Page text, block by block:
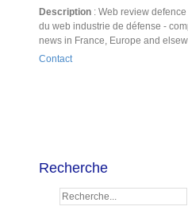
Description : Web review
du web industrie de défense -
news in France, Europe and
Contact
Recherche